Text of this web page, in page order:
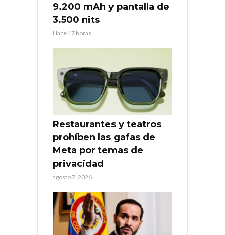
9.200 mAh y pantalla de
3.500 nits
Hace 17 horas
Restaurantes y teatros
prohíben las gafas de
Meta por temas de
privacidad
agosto 7, 2026